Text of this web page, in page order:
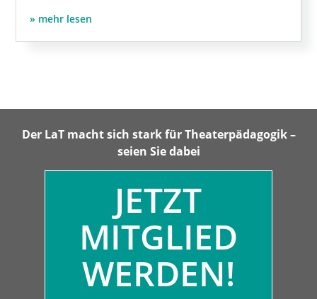
mehr lesen
Der LaT macht sich stark für Theaterpädagogik –
seien Sie dabei
JETZT
MITGLIED
WERDEN!